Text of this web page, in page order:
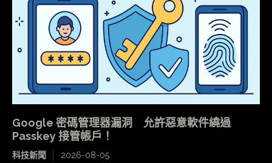
Google 密碼管理器漏洞 允許惡意軟件繞過
Passkey 接管帳戶！
科技新聞 2026-08-05